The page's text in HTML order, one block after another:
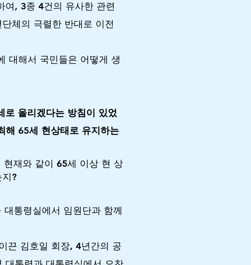
여, 3종 4건의 유사한 관련
체의 극렬한 반대로 이전
대해서 국민들은 어떻게 생
올리겠다는 방침이 있었
해 65세 현상태로 유지하는
재와 같이 65세 이상 현 상
?
통령실에서 임원단과 함께
끈 김호일 회장, 4년간의 공